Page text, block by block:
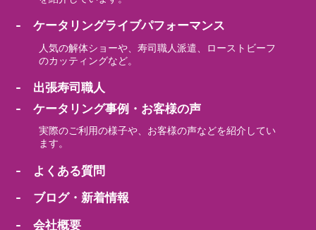
- ケータリングライブパフォーマンス
人気の解体ショーや、寿司職人派遣、ローストビーフ
のカッティングなど。
- 出張寿司職人
- ケータリング事例・お客様の声
実際のご利用の様子や、お客様の声などを紹介してい
ます。
- よくある質問
- ブログ・新着情報
- 会社概要